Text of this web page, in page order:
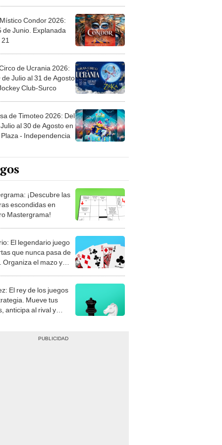
Condor 2026:
de Junio. Explanada
de Ucrania 2026:
de Julio al 31 de Agosto
Club-Surco
de Timoteo 2026: Del
al 30 de Agosto en
- Independencia
¡Descubre las
escondidas en
Mastergrama!
El legendario juego
que nunca pasa de
Organiza el mazo y
El rey de los juegos
Mueve tus
anticipa al rival y